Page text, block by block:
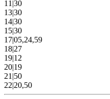
11|30
13|30
14|30
15|30
17|05,24,59
18|27
19|12
20|19
21|50
22|20,50